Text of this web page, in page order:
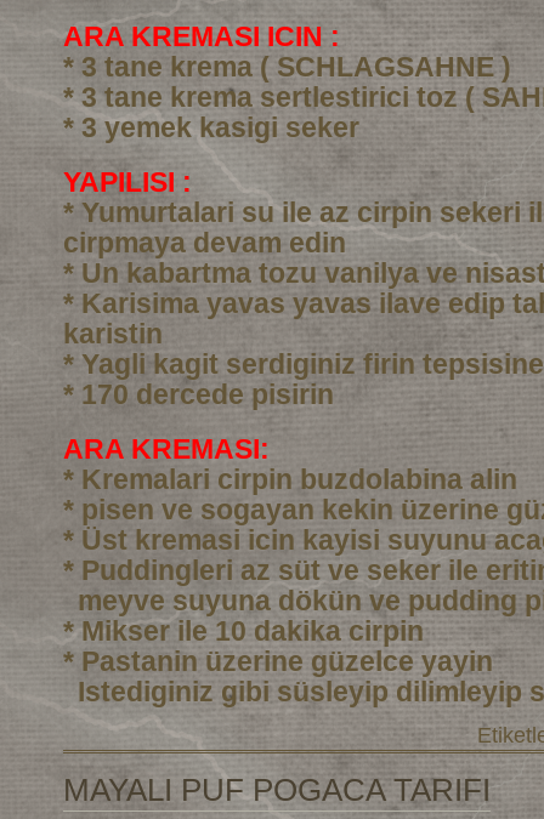
ARA KREMASI ICIN :
* 3 tane krema ( SCHLAGSAHNE )
* 3 tane krema sertlestirici toz (
* 3 yemek kasigi seker
YAPILISI :
* Yumurtalari su ile az cirpin sekeri
cirpmaya devam edin
* Un kabartma tozu vanilya ve
* Karisima yavas yavas ilave edip
karistin
* Yagli kagit serdiginiz firin
* 170 dercede pisirin
ARA KREMASI:
* Kremalari cirpin buzdolabina alin
* pisen ve sogayan kekin üzerine
* Üst kremasi icin kayisi suyunu
* Puddingleri az süt ve seker ile
meyve suyuna dökün ve pudding
* Mikser ile 10 dakika cirpin
* Pastanin üzerine güzelce yayin
Istediginiz gibi süsleyip dilimleyip
MAYALI PUF POGACA TARIFI